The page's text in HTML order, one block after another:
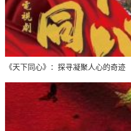
《天下同心》：探寻凝聚人心的奇迹